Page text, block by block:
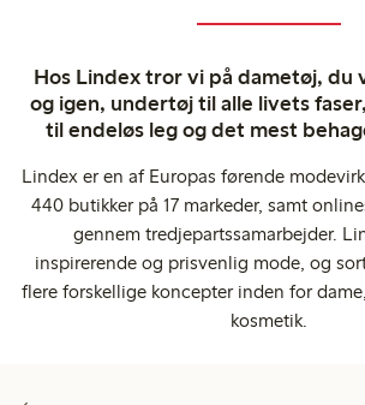
Hos Lindex tror vi på dametøj, du
og igen, undertøj til alle livets
til endeløs leg og det mest
Lindex er en af Europas førende
440 butikker på 17 markeder, samt
gennem tredjepartssamarbejder.
inspirerende og prisvenlig mode, og
flere forskellige koncepter inden for
kosmetik.